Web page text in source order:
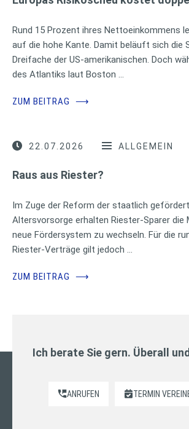
Rund 15 Prozent ihres Nettoeinkommens
auf die hohe Kante. Damit beläuft sich die
Dreifache der US-amerikanischen. Doch
des Atlantiks laut Boston …
ZUM BEITRAG ⟶
22.07.2026 ALLGEMEIN
Raus aus Riester?
Im Zuge der Reform der staatlich
Altersvorsorge erhalten Riester-Sparer die
neue Fördersystem zu wechseln. Für die
Riester-Verträge gilt jedoch …
ZUM BEITRAG ⟶
Ich berate Sie gern. Überall
ANRUFEN TERMIN